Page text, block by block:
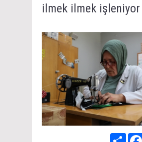
ilmek ilmek işleniyor
Share